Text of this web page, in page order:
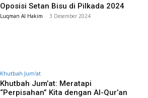
Oposisi Setan Bisu di Pilkada 2024
Luqman Al Hakim - 3 Desember 2024
Khutbah Jum'at
Khutbah Jum’at: Meratapi
“Perpisahan” Kita dengan Al-Qur’an